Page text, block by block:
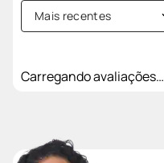
Mais recentes
Carregando avaliações…